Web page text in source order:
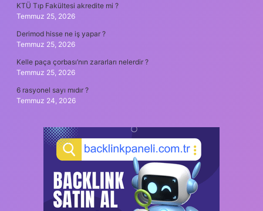
KTÜ Tıp Fakültesi akredite mi ?
Temmuz 25, 2026
Derimod hisse ne iş yapar ?
Temmuz 25, 2026
Kelle paça çorbası’nın zararları nelerdir ?
Temmuz 25, 2026
6 rasyonel sayı mıdır ?
Temmuz 24, 2026